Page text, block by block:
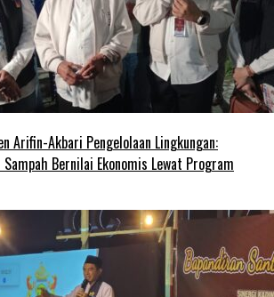
Arifin-Akbari Pengelolaan Lingkungan:
Sampah Bernilai Ekonomis Lewat Program